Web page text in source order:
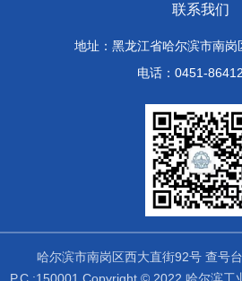
联系我们
地址：黑龙江省哈尔滨市南岗
电话：0451-
哈尔滨市南岗区西大直街92号 查号
P.C.:150001 Copyright © 2022 哈尔滨工